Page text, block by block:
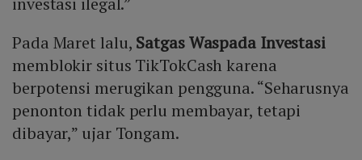
Pada Maret lalu, Satgas Waspada Investasi
memblokir situs TikTokCash karena
berpotensi merugikan pengguna. “Seharusnya
penonton tidak perlu membayar, tetapi
dibayar,” ujar Tongam.